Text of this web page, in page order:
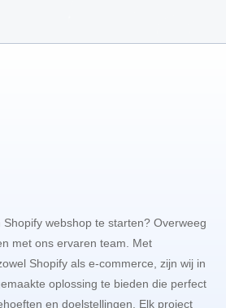
webshop te starten? Overweeg
met ons ervaren team. Met
Shopify als e-commerce, zijn wij in
oplossing te bieden die perfect
en doelstellingen. Elk project